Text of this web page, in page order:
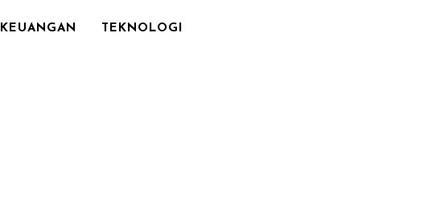
KEUANGAN TEKNOLOGI